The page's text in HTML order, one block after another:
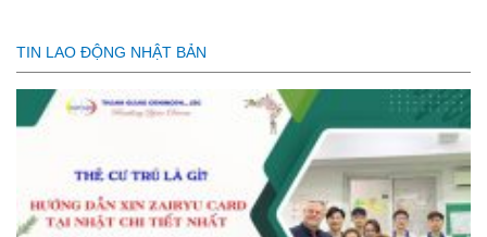
TIN LAO ĐỘNG NHẬT BẢN